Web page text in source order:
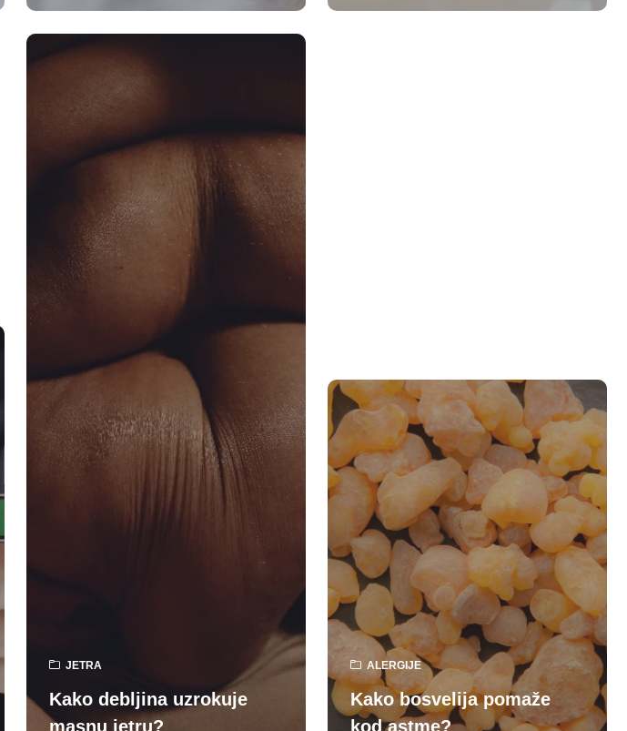
JETRA
Kako debljina uzrokuje
masnu jetru?
ALERGIJE
Kako bosvelija pomaže
kod astme?